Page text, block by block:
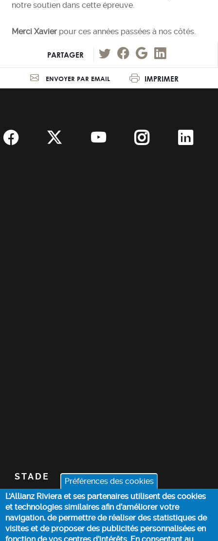
Préférences des cookies
L'Allianz Riviera et ses partenaires utilisent des cookies
et technologies similaires afin d’améliorer votre
navigation, de permettre de réaliser des statistiques de
visites et de proposer des publicités personnalisées en
notre soutien dans cette épreuve.
Merci Xavierpour ces années passées à nos côtés.
PARTAGER
ENVOYER PAR EMAIL IMPRIMER
STADE
BILLETTERIE
ACTUALITÉS